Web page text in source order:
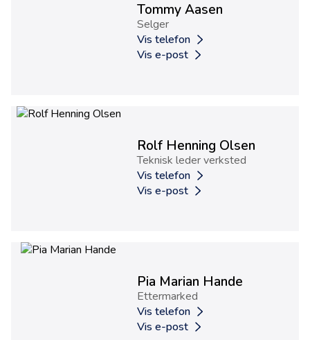
Tommy Aasen
Selger
Vis telefon
Vis e-post
Rolf Henning Olsen
Teknisk leder verksted
Vis telefon
Vis e-post
Pia Marian Hande
Ettermarked
Vis telefon
Vis e-post